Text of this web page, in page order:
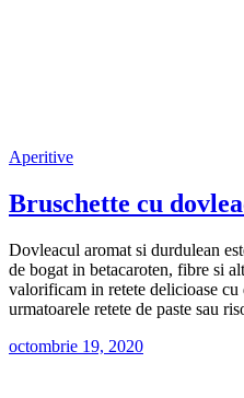
Aperitive
Bruschette cu
Dovleacul aromat si durdulean
de bogat in betacaroten, fibre si
valorificam in retete delicioase cu
urmatoarele retete de paste sau
octombrie 19, 2020